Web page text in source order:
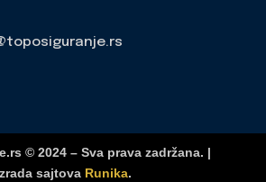
© 2024 – Sva prava zadržana. |
sajtova Runika.